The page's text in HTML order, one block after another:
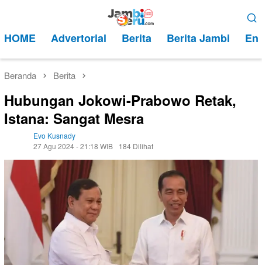
kontenMobile
HOME Advertorial Berita Berita Jambi
Beranda Berita
Hubungan Jokowi-Prabowo Retak,
Istana: Sangat Mesra
Evo Kusnady
27 Agu 2024 - 21:18 WIB
184 Dilihat